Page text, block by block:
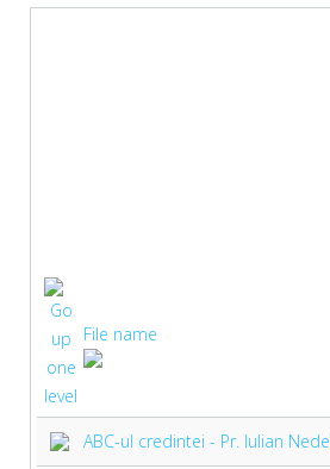
File name
ABC-ul credintei - Pr. Iulian